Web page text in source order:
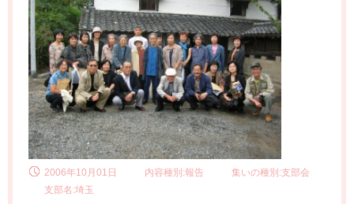
2006年10月01日 内容種別:報告
集いの種別:支部会
支部名:埼玉